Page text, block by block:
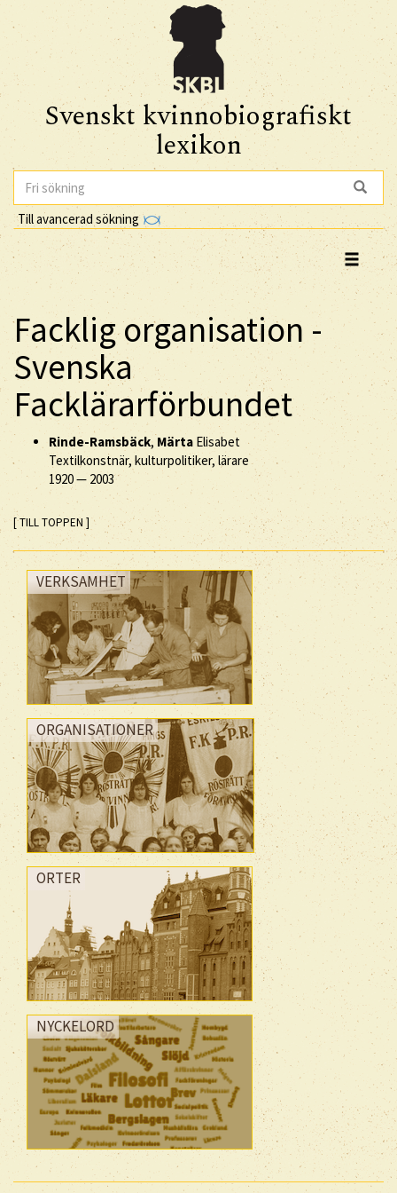
Svenskt kvinnobiografiskt
lexikon
Till avancerad sökning
Facklig organisation -
Svenska
Facklärarförbundet
Rinde-Ramsbäck, Märta Elisabet
Textilkonstnär, kulturpolitiker, lärare
1920— 2003
[ TILL TOPPEN ]
VERKSAMHET
ORGANISATIONER
ORTER
NYCKELORD